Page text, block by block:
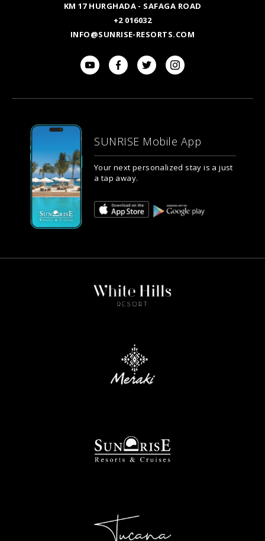
KM 17 HURGHADA - SAFAGA ROAD
+2 016032
INFO@SUNRISE-RESORTS.COM
SUNRISE Mobile App
Your next personalized stay is a just
a tap away.